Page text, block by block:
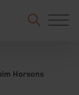
Horsens